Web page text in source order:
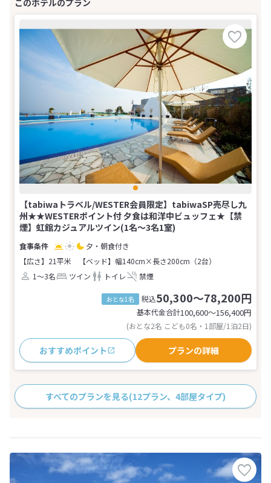
【tabiwaトラベル/WESTER会員限定】tabiwaSP売尽し九
州★★WESTERポイント付 夕食は和洋中ビュッフェ★【禁
煙】虹館カジュアルツイン(1名～3名1室)
夕・朝食付き
【広さ】21平米
【ベッド】幅140cm×長さ200cm（2台）
1～3名
ツイン トイレ 禁煙
おとな1名 税込50,300～78,200円
基本代金合計100,600〜156,400円
(おとな2名 こども0名・1部屋/1泊2日)
おすすめポイント プランの詳細
すべてのプランを見る(12プラン、4部屋タイプ)